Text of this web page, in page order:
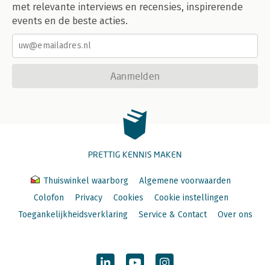
met relevante interviews en recensies, inspirerende
events en de beste acties.
Aanmelden
PRETTIG KENNIS MAKEN
Thuiswinkel waarborg
Algemene voorwaarden
Colofon
Privacy Cookies
Cookie instellingen
Toegankelijkheidsverklaring
Service & Contact Over ons